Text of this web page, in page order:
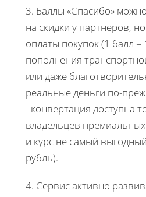
3. Баллы «Спасибо»
на скидки у партнеров,
оплаты покупок (1 балл =
пополнения
или даже
реальные деньги по-
- конвертация доступна
владельцев
и курс не самый
рубль).
4. Сервис активно